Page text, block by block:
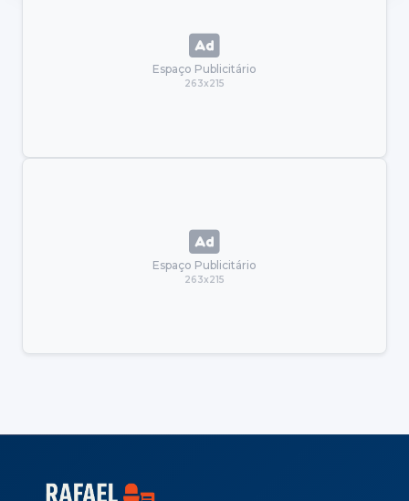
Espaço Publicitário
263x215
Espaço Publicitário
263x215